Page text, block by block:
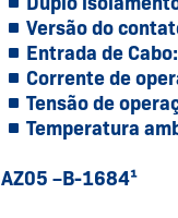
Versão do
Entrada de Cabo:
Corrente de
Tensão de
Temperatura
AZ05 –B-1684¹